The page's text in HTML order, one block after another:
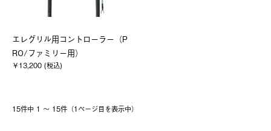
エレグリル用コントローラー（P
RO/ファミリー用）
￥13,200 (税込)
15件中 1 〜 15件（1ページ⽬を表⽰中）